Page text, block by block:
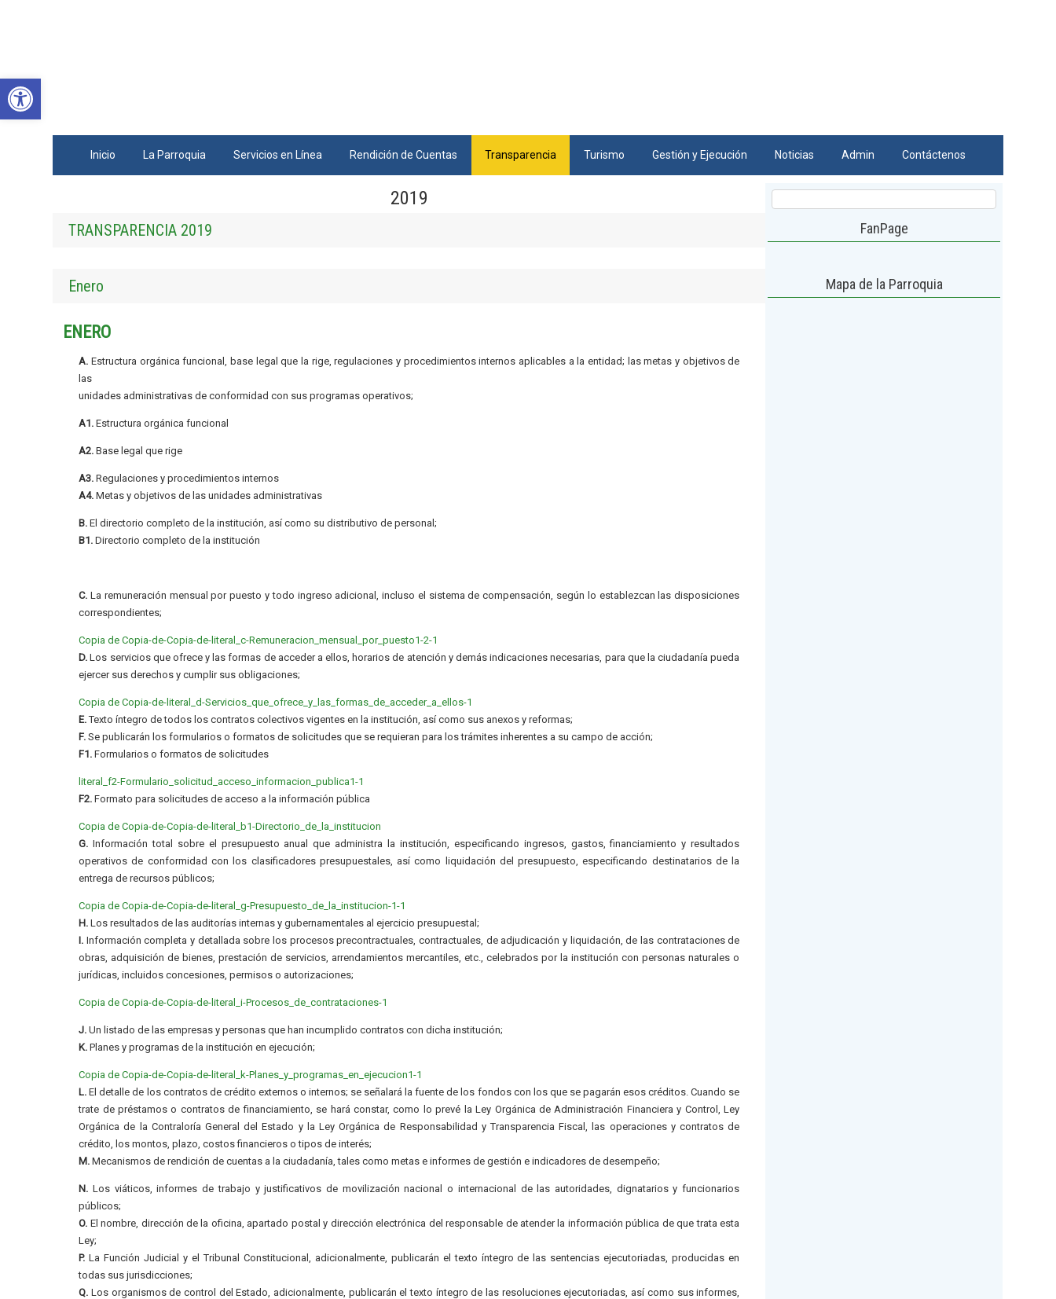
Inicio La Parroquia Servicios en Línea Rendición de Cuentas Transparencia Turismo Gestión y Ejecución Noticias Admin Contáctenos
2019
TRANSPARENCIA 2019
Enero
ENERO
A. Estructura orgánica funcional, base legal que la rige, regulaciones y procedimientos internos aplicables a la entidad; las metas y objetivos de
las
unidades administrativas de conformidad con sus programas operativos;
A1. Estructura orgánica funcional
A2. Base legal que rige
A3. Regulaciones y procedimientos internos
A4. Metas y objetivos de las unidades administrativas
B. El directorio completo de la institución, así como su distributivo de personal;
B1. Directorio completo de la institución
C. La remuneración mensual por puesto y todo ingreso adicional, incluso el sistema de compensación, según lo establezcan las disposiciones
correspondientes;
Copia de Copia-de-Copia-de-literal_c-Remuneracion_mensual_por_puesto1-2-1
D. Los servicios que ofrece y las formas de acceder a ellos, horarios de atención y demás indicaciones necesarias, para que la ciudadanía pueda
ejercer sus derechos y cumplir sus obligaciones;
Copia de Copia-de-literal_d-Servicios_que_ofrece_y_las_formas_de_acceder_a_ellos-1
E.Texto íntegro de todos los contratos colectivos vigentes en la institución, así como sus anexos y reformas;
F. Se publicarán los formularios o formatos de solicitudes que se requieran para los trámites inherentes a su campo de acción;
F1. Formularios o formatos de solicitudes
literal_f2-Formulario_solicitud_acceso_informacion_publica1-1
F2. Formato para solicitudes de acceso a la información pública
Copia de Copia-de-Copia-de-literal_b1-Directorio_de_la_institucion
G. Información total sobre el presupuesto anual que administra la institución, especificando ingresos, gastos, financiamiento y resultados
operativos de conformidad con los clasificadores presupuestales, así como liquidación del presupuesto, especificando destinatarios de la
entrega de recursos públicos;
Copia de Copia-de-Copia-de-literal_g-Presupuesto_de_la_institucion-1-1
H. Los resultados de las auditorías internas y gubernamentales al ejercicio presupuestal;
I. Información completa y detallada sobre los procesos precontractuales, contractuales, de adjudicación y liquidación, de las contrataciones de
obras, adquisición de bienes, prestación de servicios, arrendamientos mercantiles, etc., celebrados por la institución con personas naturales o
jurídicas, incluidos concesiones, permisos o autorizaciones;
Copia de Copia-de-Copia-de-literal_i-Procesos_de_contrataciones-1
J. Un listado de las empresas y personas que han incumplido contratos con dicha institución;
K. Planes y programas de la institución en ejecución;
Copia de Copia-de-Copia-de-literal_k-Planes_y_programas_en_ejecucion1-1
L. El detalle de los contratos de crédito externos o internos; se señalará la fuente de los fondos con los que se pagarán esos créditos. Cuando se
trate de préstamos o contratos de financiamiento, se hará constar, como lo prevé la Ley Orgánica de Administración Financiera y Control, Ley
Orgánica de la Contraloría General del Estado y la Ley Orgánica de Responsabilidad y Transparencia Fiscal, las operaciones y contratos de
crédito, los montos, plazo, costos financieros o tipos de interés;
M. Mecanismos de rendición de cuentas a la ciudadanía, tales como metas e informes de gestión e indicadores de desempeño;
N. Los viáticos, informes de trabajo y justificativos de movilización nacional o internacional de las autoridades, dignatarios y funcionarios
públicos;
O. El nombre, dirección de la oficina, apartado postal y dirección electrónica del responsable de atender la información pública de que trata esta
Ley;
P. La Función Judicial y el Tribunal Constitucional, adicionalmente, publicarán el texto íntegro de las sentencias ejecutoriadas, producidas en
todas sus jurisdicciones;
Q. Los organismos de control del Estado, adicionalmente, publicarán el texto íntegro de las resoluciones ejecutoriadas, así como sus informes,
FanPage
Mapa de la Parroquia
Abrir barra de herramientas